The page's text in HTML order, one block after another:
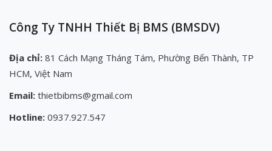
Công Ty TNHH Thiết Bị BMS (BMSDV)
Địa chỉ: 81 Cách Mạng Tháng Tám, Phường Bến Thành, TP
HCM, Việt Nam
Email: thietbibms@gmail.com
Hotline: 0937.927.547